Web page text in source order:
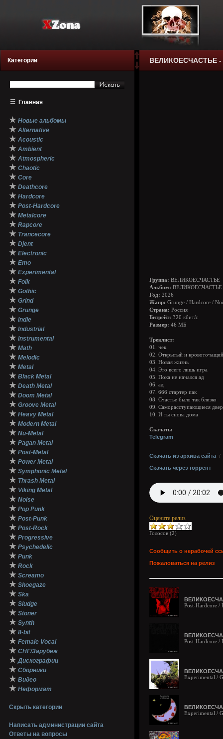
Категории
☰ Главная
★ Новые альбомы
★ Alternative
★ Acoustic
★ Ambient
★ Atmospheric
★ Chaotic
★ Core
★ Deathcore
★ Hardcore
★ Post-Hardcore
★ Metalcore
★ Rapcore
★ Trancecore
★ Djent
★ Electronic
★ Emo
★ Experimental
★ Folk
★ Gothic
★ Grind
★ Grunge
★ Indie
★ Industrial
★ Instrumental
★ Math
★ Melodic
★ Metal
★ Black Metal
★ Death Metal
★ Doom Metal
★ Groove Metal
★ Heavy Metal
★ Modern Metal
★ Nu-Metal
★ Pagan Metal
★ Post-Metal
★ Power Metal
★ Symphonic Metal
★ Thrash Metal
★ Viking Metal
★ Noise
★ Pop Punk
★ Post-Punk
★ Post-Rock
★ Progressive
★ Psychedelic
★ Punk
★ Rock
★ Screamo
★ Shoegaze
★ Ska
★ Sludge
★ Stoner
★ Synth
★ 8-bit
★ Female Vocal
★ СНГ/Зарубеж
★ Дискографии
★ Сборники
★ Видео
★ Неформат
Скрыть категории
Написать администрации сайта
Ответы на вопросы
ВЕЛИКОЕСЧАСТЬЕ -
Группа: ВЕЛИКОЕСЧАСТЬЕ
Альбом: ВЕЛИКОЕСЧАСТЬЕ
Год: 2026
Жанр: Grunge / Hardcore /
Страна: Россия
Битрейт: 320 кбит/с
Размер: 46 МБ
Треклист:
01. чек
02. Открытый и кровоточащий
03. Новая жизнь
04. Это всего лишь игра
05. Пока не начался ад
06. ад
07. 666 стартер пак
08. Счастье было так близко
09. Саморасступающиеся
10. И ты снова дома
Cкачать:
Telegram
Скачать из архива сайта /
Скачать через торрент
Оцените релиз
Голосов (2)
Сообщить о нерабочей
Пожаловаться на релиз
Post-Hardcore /
Post-Hardcore /
Experimental /
Experimental /